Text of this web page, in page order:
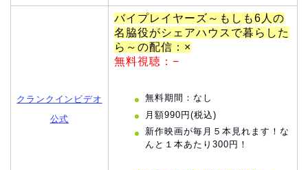
クランクインビデオ
公式
バイプレイヤーズ～もしも6人の
名脇役がシェアハウスで暮らした
ら～の配信：×
無料視聴：−
無料期間：なし
月額990円(税込)
新作映画が毎月５本見れます！な
んと１本あたり300円！